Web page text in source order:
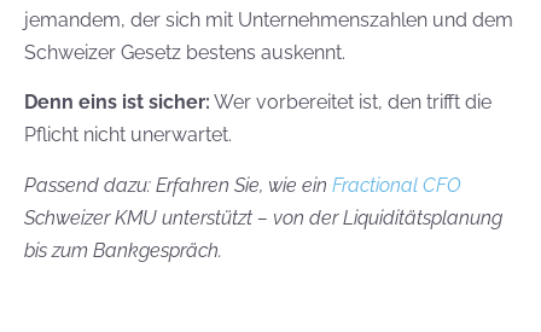
jemandem, der sich mit Unternehmenszahlen und dem
Schweizer Gesetz bestens auskennt.
Denn eins ist sicher: Wer vorbereitet ist, den trifft die
Pflicht nicht unerwartet.
Passend dazu: Erfahren Sie, wie ein Fractional CFO
Schweizer KMU unterstützt – von der Liquiditätsplanung
bis zum Bankgespräch.